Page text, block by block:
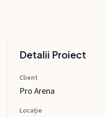
Detalii Proiect
Client
Pro Arena
Locație